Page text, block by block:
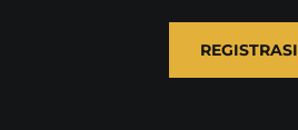
REGISTRASI